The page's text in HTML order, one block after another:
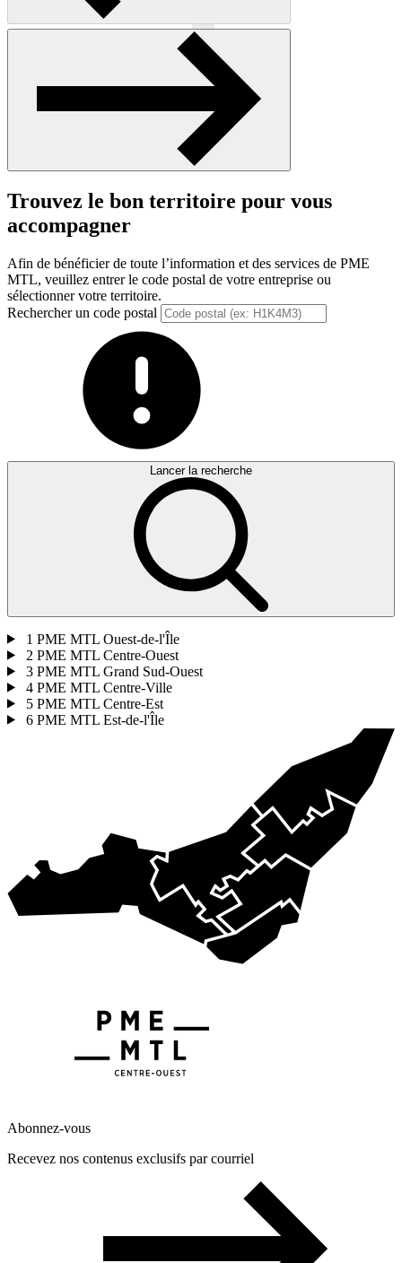
Précédent
Trouvez le bon territoire pour vous
accompagner
Afin de bénéficier de toute l’information et des services de PME
MTL, veuillez entrer le code postal de votre entreprise ou
sélectionner votre territoire.
Rechercher un code postal
Lancer la recherche
1 PME MTL Ouest-de-l'Île
2 PME MTL Centre-Ouest
3 PME MTL Grand Sud-Ouest
4 PME MTL Centre-Ville
5 PME MTL Centre-Est
6 PME MTL Est-de-l'Île
Abonnez-vous
Recevez nos contenus exclusifs par courriel